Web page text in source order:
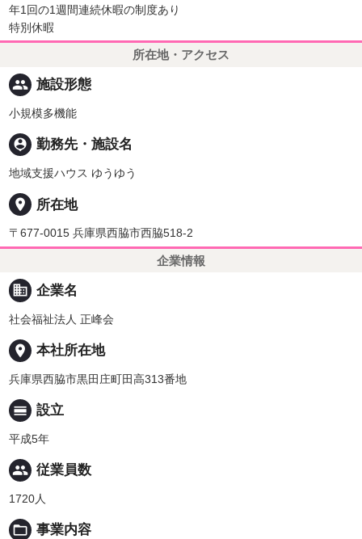
年1回の1週間連続休暇の制度あり
特別休暇
所在地・アクセス
people 施設形態
小規模多機能
person_pin 勤務先・施設名
地域支援ハウス ゆうゆう
place 所在地
〒677-0015 兵庫県西脇市西脇518-2
企業情報
business 企業名
社会福祉法人 正峰会
place 本社所在地
兵庫県西脇市黒田庄町田高313番地
calendar_view_day 設立
平成5年
people 従業員数
1720人
folder_open 事業内容